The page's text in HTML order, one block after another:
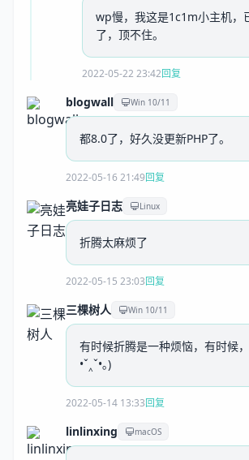
wp慢，我这是1c1m小主机，
了，顶不住。
2022-05-22 23:42回复
blogwall Win 10/11
都8.0了，好久没更新PHP了。
2022-05-16 21:49回复
亮娃子日志 Linux
折腾太麻烦了
2022-05-15 23:03回复
三棵树人 Win 10/11
有时候折腾是一种烦恼，有时候
•ˇ‸ˇ•｡)
2022-05-14 13:33回复
linlinxing macOS